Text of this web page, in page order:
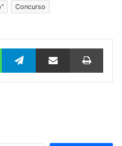
Concurso
WhatsAppTelegramvía email